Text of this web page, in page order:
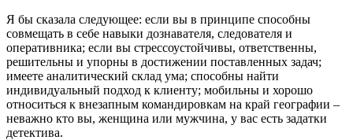
Я бы сказала следующее: если вы в принципе способны
совмещать в себе навыки дознавателя, следователя и
оперативника; если вы стрессоустойчивы, ответственны,
решительны и упорны в достижении поставленных задач;
имеете аналитический склад ума; способны найти
индивидуальный подход к клиенту; мобильны и хорошо
относиться к внезапным командировкам на край географии –
неважно кто вы, женщина или мужчина, у вас есть задатки
детектива.